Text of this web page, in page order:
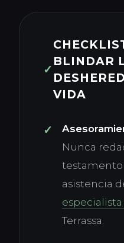
✓
BLINDAR
VIDA
Nunca
testamento
asistencia
Terrassa.